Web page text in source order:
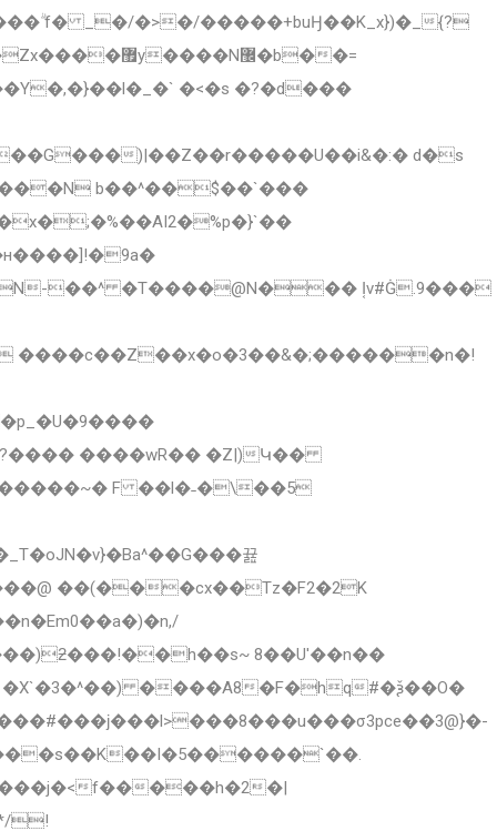
)|��Z��r�����U��i&�:� d�s
b��^��$��`���
��^ �T����@N��� I͔v#Ġ.9���
����c��Z��x�o�3��&�;������n�!
F ��l�˗�\��5
��(���cx��Tz�F2�2K